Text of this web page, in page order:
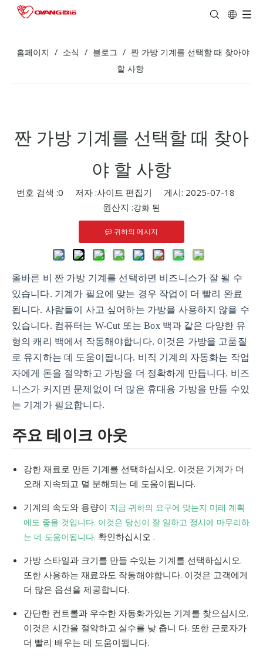
홈페이지 / 소식 / 블로그 / 짠 가방 기계를 선택할 때 찾아야
할 사항
짠 가방 기계를 선택할 때 찾아
야 할 사항
번호 검색 :0 저자 :사이트 편집기 게시: 2025-07-18
원산지 :강화 된
귀하의 메시지
올바른 비 짠 가방 기계를 선택하면 비즈니스가 잘 될 수
있습니다. 기계가 필요에 맞는 경우 작업이 더 빨리 완료
됩니다. 사람들이 사고 싶어하는 가방을 사용하지 않을 수
있습니다. 컴퓨터는 W-Cut 또는 Box 백과 같은 다양한 유
형의 캐리 백에서 작동해야합니다. 이것은 가방을 고품질
로 유지하는 데 도움이됩니다. 비직 기계의 자동화는 작업
자에게 돈을 절약하고 가방을 더 정확하게 만듭니다. 비즈
니스가 커지면 문제없이 더 많은 휴대용 가방을 만들 수있
는 기계가 필요합니다.
주요 테이크 아웃
강한 재료로 만든 기계를 선택하십시오. 이것은 기계가 더
오래 지속되고 덜 분해되는 데 도움이됩니다.
기계의 속도와 용량이 지금 귀하의 요구에 맞는지 미래 계획
에도 좋을 것입니다. 이것은 당신이 잘 일하고 정시에 마무리하
는 데 도움이됩니다. 확인하십시오 .
가방 스타일과 크기를 만들 수있는 기계를 선택하십시오.
또한 사용하는 재료와도 작동해야합니다. 이것은 고객에게
더 많은 옵션을 제공합니다.
간단한 컨트롤과 우수한 자동화가있는 기계를 찾으십시오.
이것은 시간을 절약하고 실수를 낮 춥니 다. 또한 근로자가
더 빨리 배우는 데 도움이됩니다.